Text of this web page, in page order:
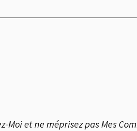
Moi et ne méprisez pas Mes